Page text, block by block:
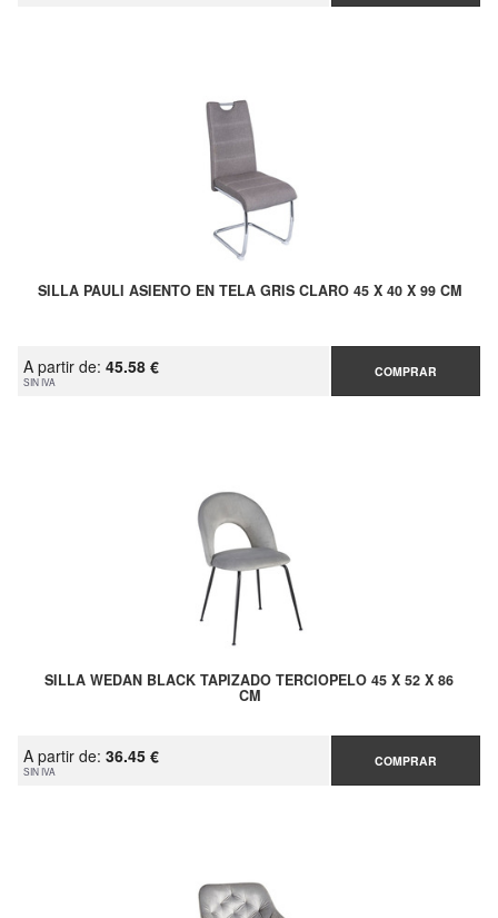
SILLA PAULI ASIENTO EN TELA GRIS CLARO 45 X 40 X 99 CM
A partir de: 45.58 €
SIN IVA
COMPRAR
SILLA WEDAN BLACK TAPIZADO TERCIOPELO 45 X 52 X 86
CM
A partir de: 36.45 €
SIN IVA
COMPRAR